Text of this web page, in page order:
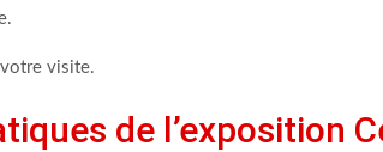
visite.
de l’exposition